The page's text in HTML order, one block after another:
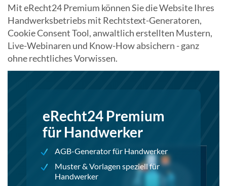
Mit eRecht24 Premium können Sie die Website Ihres
Handwerksbetriebs mit Rechtstext-Generatoren,
Cookie Consent Tool, anwaltlich erstellten Mustern,
Live-Webinaren und Know-How absichern - ganz
ohne rechtliches Vorwissen.
eRecht24 Premium
für Handwerker
AGB-Generator für Handwerker
Muster & Vorlagen speziell für
Handwerker